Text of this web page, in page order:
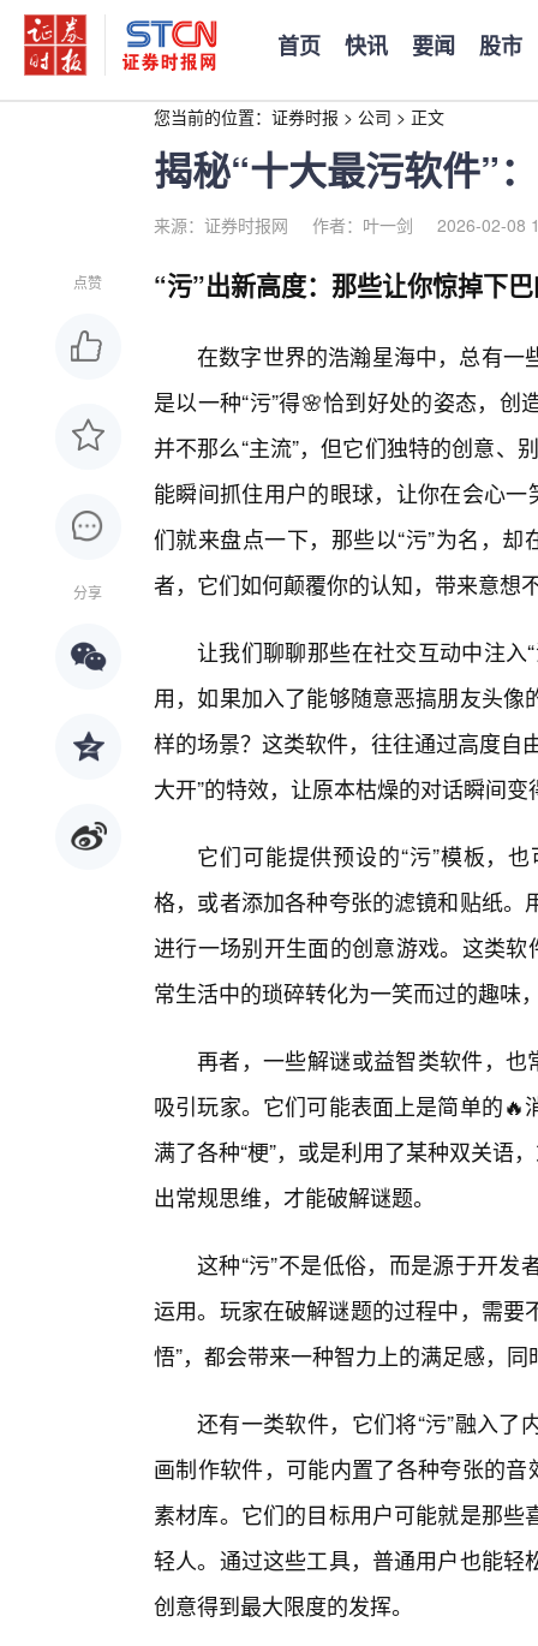
首页 快讯 要闻 股市
您当前的位置： 证券时报 > 公司 > 正文
揭秘“十大最污软件”
来源：证券时报网 作者：叶一剑 2026-02-08
点赞
分享
“污”出新高度：那些让你惊掉下
在数字世界的浩瀚星海中，总有一
是以一种“污”得🌸恰到好处的姿态，
并不那么“主流”，但它们独特的创意、
能瞬间抓住用户的眼球，让你在会心
们就来盘点一下，那些以“污”为名，
者，它们如何颠覆你的认知，带来意想
让我们聊聊那些在社交互动中注入
用，如果加入了能够随意恶搞朋友头
样的场景？这类软件，往往通过高度自
大开”的特效，让原本枯燥的对话瞬间
它们可能提供预设的“污”模板，
格，或者添加各种夸张的滤镜和贴纸
进行一场别开生面的创意游戏。这类
常生活中的琐碎转化为一笑而过的趣味
再者，一些解谜或益智类软件，也
吸引玩家。它们可能表面上是简单的
满了各种“梗”，或是利用了某种双关语
出常规思维，才能破解谜题。
这种“污”不是低俗，而是源于开
运用。玩家在破解谜题的过程中，需要
悟”，都会带来一种智力上的满足感，
还有一类软件，它们将“污”融入
画制作软件，可能内置了各种夸张的
素材库。它们的目标用户可能就是那
轻人。通过这些工具，普通用户也能
创意得到最大限度的发挥。